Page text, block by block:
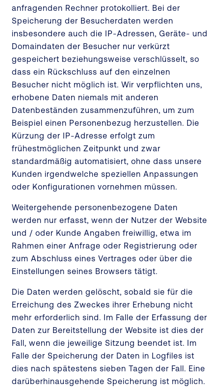
anfragenden Rechner protokolliert. Bei der
Speicherung der Besucherdaten werden
insbesondere auch die IP-Adressen, Geräte- und
Domaindaten der Besucher nur verkürzt
gespeichert beziehungsweise verschlüsselt, so
dass ein Rückschluss auf den einzelnen
Besucher nicht möglich ist. Wir verpflichten uns,
erhobene Daten niemals mit anderen
Datenbeständen zusammenzuführen, um zum
Beispiel einen Personenbezug herzustellen. Die
Kürzung der IP-Adresse erfolgt zum
frühestmöglichen Zeitpunkt und zwar
standardmäßig automatisiert, ohne dass unsere
Kunden irgendwelche speziellen Anpassungen
oder Konfigurationen vornehmen müssen.
Weitergehende personenbezogene Daten
werden nur erfasst, wenn der Nutzer der Website
und / oder Kunde Angaben freiwillig, etwa im
Rahmen einer Anfrage oder Registrierung oder
zum Abschluss eines Vertrages oder über die
Einstellungen seines Browsers tätigt.
Die Daten werden gelöscht, sobald sie für die
Erreichung des Zweckes ihrer Erhebung nicht
mehr erforderlich sind. Im Falle der Erfassung der
Daten zur Bereitstellung der Website ist dies der
Fall, wenn die jeweilige Sitzung beendet ist. Im
Falle der Speicherung der Daten in Logfiles ist
dies nach spätestens sieben Tagen der Fall. Eine
darüberhinausgehende Speicherung ist möglich.